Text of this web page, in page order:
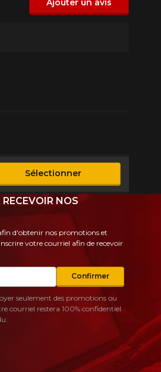
Ajouter un avis
Sélectionner
NOS
d'obtenir nos promotions et
votre courriel afin de recevoir
Confirmer
seulement des promotions ou
courriel restera 100% confidentiel